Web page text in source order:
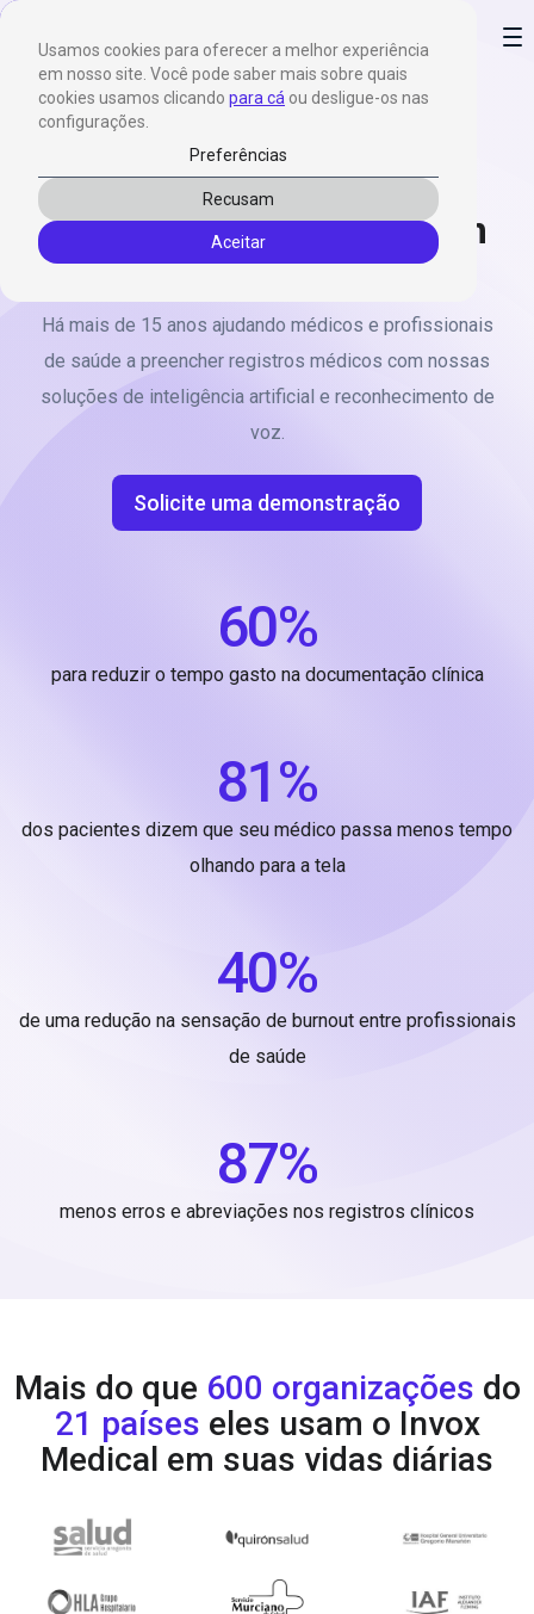
Usamos cookies para oferecer a melhor experiência
em nosso site. Você pode saber mais sobre quais
cookies usamos clicando para cá ou desligue-os nas
configurações.
Preferências
Recusam
Aceitar
Com nossas soluções,
ajudamos os médicos a
gerar seus relatórios com
mais eficiência
Há mais de 15 anos ajudando médicos e profissionais
de saúde a preencher registros médicos com nossas
soluções de inteligência artificial e reconhecimento de
voz.
Solicite uma demonstração
60%
para reduzir o tempo gasto na documentação clínica
81%
dos pacientes dizem que seu médico passa menos tempo
olhando para a tela
40%
de uma redução na sensação de burnout entre profissionais
de saúde
87%
menos erros e abreviações nos registros clínicos
Mais do que 600 organizações do
21 países eles usam o Invox
Medical em suas vidas diárias